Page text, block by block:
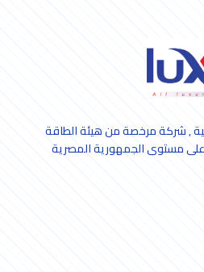
, شركة مرخصة من هيئة الطاقة
على مستوى الجمهورية المصرية